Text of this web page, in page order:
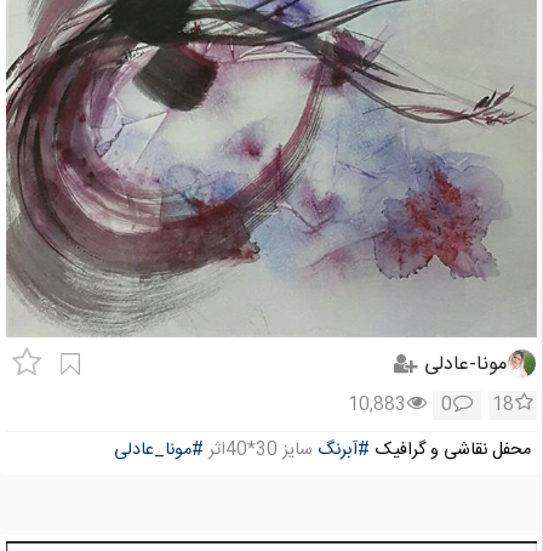
مونا-عادلی
18
0
10,883
محفل نقاشی و گرافیک #آبرنگ سایز 30*40اثر #مونا_عادلی